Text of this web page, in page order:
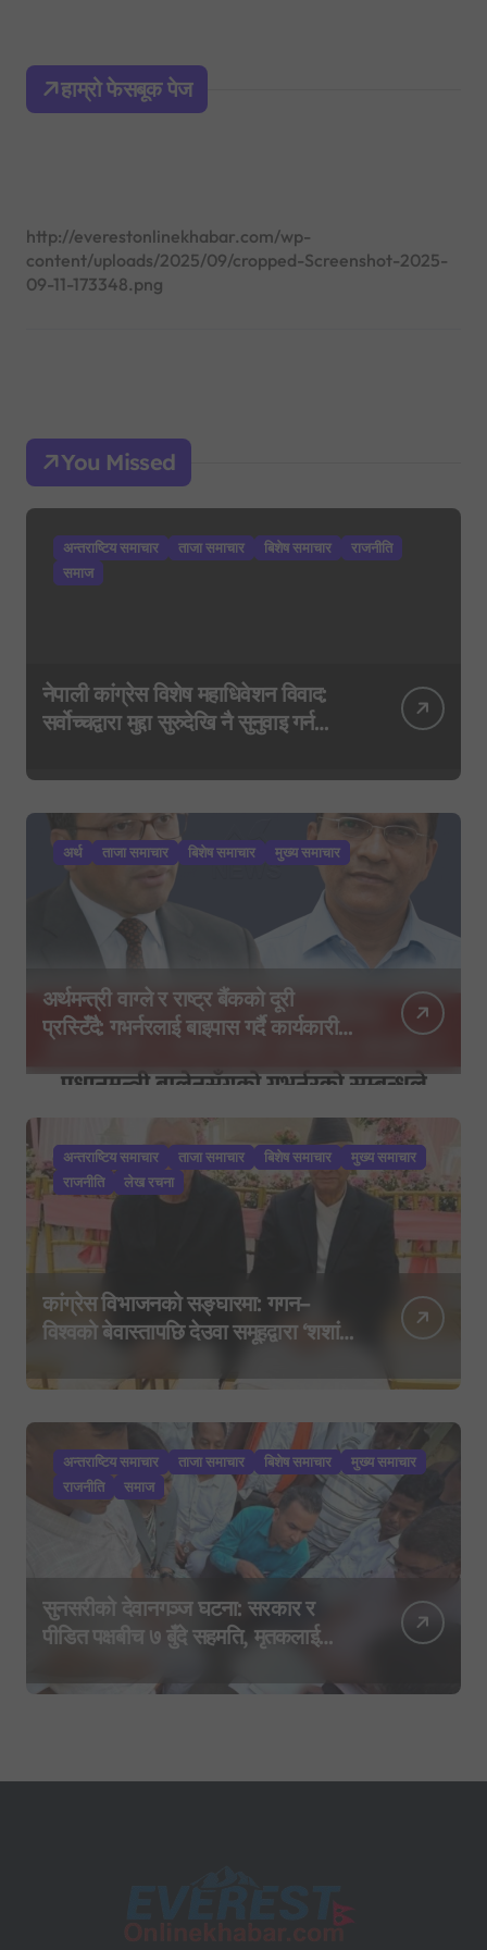
h
o
हाम्रो फेसबूक पेज
http://everestonlinekhabar.com/wp-
content/uploads/2025/09/cropped-Screenshot-2025-
09-11-173348.png
You Missed
अन्तराष्टिय समाचार ताजा समाचार बिशेष समाचार
राजनीति
समाज
नेपाली कांग्रेस विशेष महाधिवेशन विवाद:
सर्वोच्चद्वारा मुद्दा सुरुदेखि नै सुनुवाइ गर्न
अर्थ ताजा समाचार बिशेष समाचार मुख्य समाचार
अर्थमन्त्री वाग्ले र राष्ट्र बैंकको दूरी
प्रस्टिँदै: गभर्नरलाई बाइपास गर्दै कार्यकारी
अन्तराष्टिय समाचार ताजा समाचार बिशेष समाचार
मुख्य समाचार
राजनीति
लेख रचना
कांग्रेस विभाजनको सङ्घारमा: गगन–
विश्वको बेवास्तापछि देउवा समूहद्वारा ‘शशांक
यात्राको घोषणा तयारी!
अन्तराष्टिय समाचार ताजा समाचार बिशेष समाचार
मुख्य समाचार
राजनीति
समाज
सुनसरीको देवानगञ्ज घटना: सरकार र
पीडित पक्षबीच ७ बुँदे सहमति, मृतकलाई